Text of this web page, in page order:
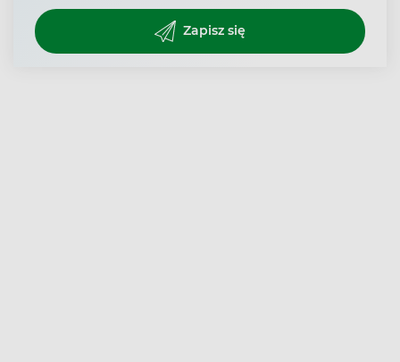
Zapisz się